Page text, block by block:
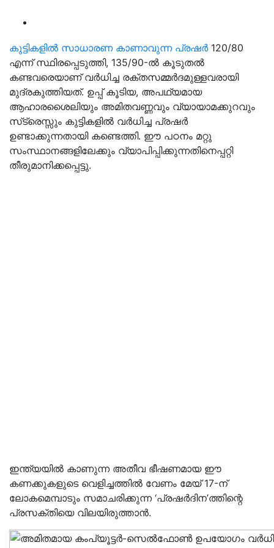
കുട്ടികളിൽ സാധാരണ കാണാവുന്ന പ്രഷർ120/80
എന്ന്‌ സ്ഥിരപ്പെടുത്തി, 135/90-ൽ കൂടുതൽ
കണ്ടവരെയാണ്‌ വർധിച്ച രക്തസമ്മർദമുള്ളവരായി
മുദ്രകുത്തിയത്‌. ഉപ്പ്‌ കൂടിയ, അപഥ്യമായ
ആഹാരശൈലിയും അമിതവണ്ണവും വ്യായാമക്കുറവും
സ്‌ട്രെസ്സും കുട്ടികളിൽ വർധിച്ച പ്രഷർ
ഉണ്ടാക്കുന്നതായി കണ്ടെത്തി. ഈ പഠനം മറ്റു
സംസ്ഥാനങ്ങളിലേക്കും വ്യാപിപ്പിക്കുന്നതിനെപ്പറ്റി
തീരുമാനിക്കപ്പെട്ടു.
ഇന്ത്യയിൽ കാണുന്ന അതീവ ഭീഷണമായ ഈ
കണക്കുകളുടെ വെളിച്ചത്തിൽ വേണം മേയ്‌ 17-ന്‌
ലോകമെമ്പാടും സമാചരിക്കുന്ന ‘പ്രഷർദിന’ത്തിന്റെ
പ്രസക്തിയെ വിലയിരുത്താൻ.